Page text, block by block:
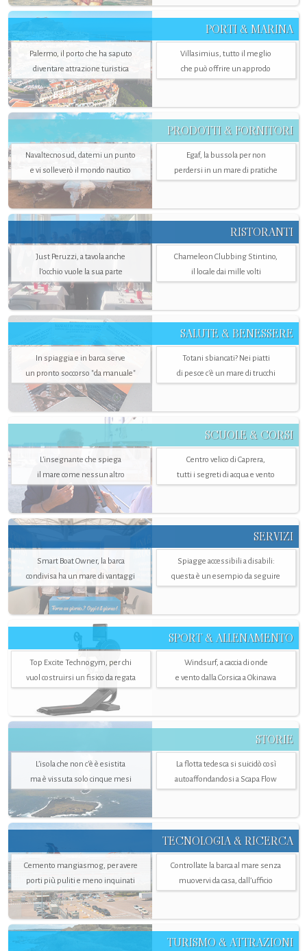
PORTI & MARINA
Palermo, il porto che ha saputo
diventare attrazione turistica
Villasimius, tutto il meglio
che può offrire un approdo
PRODOTTI & FORNITORI
Navaltecnosud, datemi un punto
e vi solleverò il mondo nautico
Egaf, la bussola per non
perdersi in un mare di pratiche
RISTORANTI
Just Peruzzi, a tavola anche
l’occhio vuole la sua parte
Chameleon Clubbing Stintino,
il locale dai mille volti
SALUTE & BENESSERE
In spiaggia e in barca serve
un pronto soccorso "da manuale"
Totani sbiancati? Nei piatti
di pesce c'è un mare di trucchi
SCUOLE & CORSI
L'insegnante che spiega
il mare come nessun altro
Centro velico di Caprera,
tutti i segreti di acqua e vento
SERVIZI
Smart Boat Owner, la barca
condivisa ha un mare di vantaggi
Spiagge accessibili a disabili:
questa è un esempio da seguire
SPORT & ALLENAMENTO
Top Excite Technogym, per chi
vuol costruirsi un fisico da regata
Windsurf, a caccia di onde
e vento dalla Corsica a Okinawa
STORIE
L’isola che non c'è è esistita
ma è vissuta solo cinque mesi
La flotta tedesca si suicidò così
autoaffondandosi a Scapa Flow
TECNOLOGIA & RICERCA
Cemento mangiasmog, per avere
porti più puliti e meno inquinati
Controllate la barca al mare senza
muovervi da casa, dall’ufficio
TURISMO & ATTRAZIONI